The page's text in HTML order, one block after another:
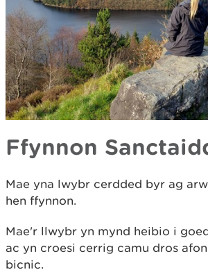
Ffynnon
Mae yna lwybr cerdded byr ag
hen ffynnon.
Mae'r llwybr yn mynd heibio i
ac yn croesi cerrig camu dros
bicnic.